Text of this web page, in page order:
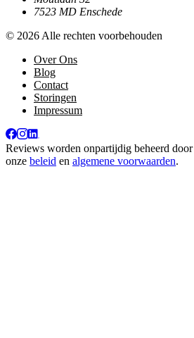
7523 MD Enschede
© 2026 Alle rechten voorbehouden
Over Ons
Blog
Contact
Storingen
Impressum
Reviews worden onpartijdig beheerd door
onze beleid en algemene voorwaarden.